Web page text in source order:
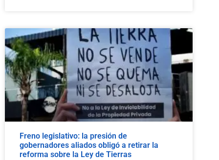
Freno legislativo: la presión de
gobernadores aliados obligó a retirar la
reforma sobre la Ley de Tierras